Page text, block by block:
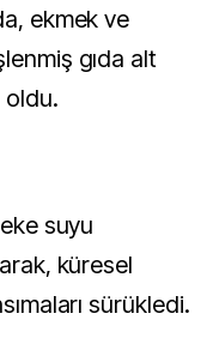
ekmek ve
gıda alt
oldu.
suyu
küresel
sürükledi.